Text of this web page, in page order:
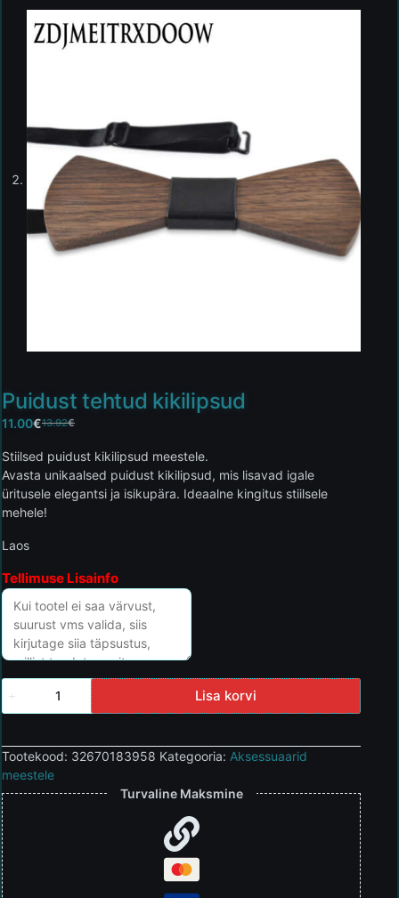
Puidust tehtud kikilipsud
13.92€
11.00€
Stiilsed puidust kikilipsud meestele.
Avasta unikaalsed puidust kikilipsud, mis lisavad igale
üritusele elegantsi ja isikupära. Ideaalne kingitus stiilsele
mehele!
Laos
Tellimuse Lisainfo
Lisa korvi
Tootekood: 32670183958 Kategooria: Aksessuaarid
meestele
Turvaline Maksmine